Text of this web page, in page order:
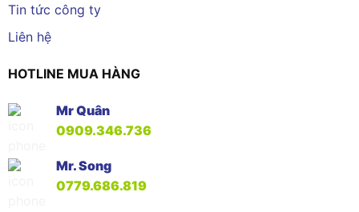
Tin tức công ty
Liên hệ
HOTLINE MUA HÀNG
Mr Quân
0909.346.736
Mr. Song
0779.686.819